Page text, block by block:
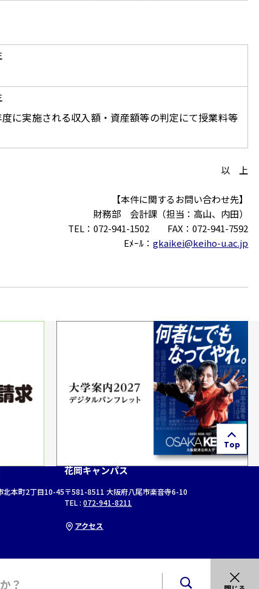
に実施される収入額・資産額等の判定にて授業料等
以 上
【本件に関するお問い合わせ先】
財務部 会計課（担当：高山、内田）
TEL：072-941-1502 FAX：072-941-7592
Eﾒｰﾙ：gkaikei@keiho-u.ac.jp
北本町2丁目10-45
花岡キャンパス
〒581-8511 大阪府八尾市楽音寺6-10
TEL :072-941-8211
アクセス
Top